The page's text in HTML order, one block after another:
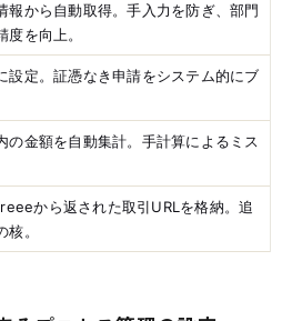
報から自動取得。手入力を防ぎ、部門
度を向上。
設定。証憑なき申請をシステム的にブ
の金額を自動集計。手計算によるミス
から返された取引URLを格納。追
。